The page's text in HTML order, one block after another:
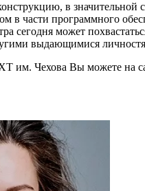
в
в части программного
сегодня может
выдающимися
им. Чехова Вы можете на